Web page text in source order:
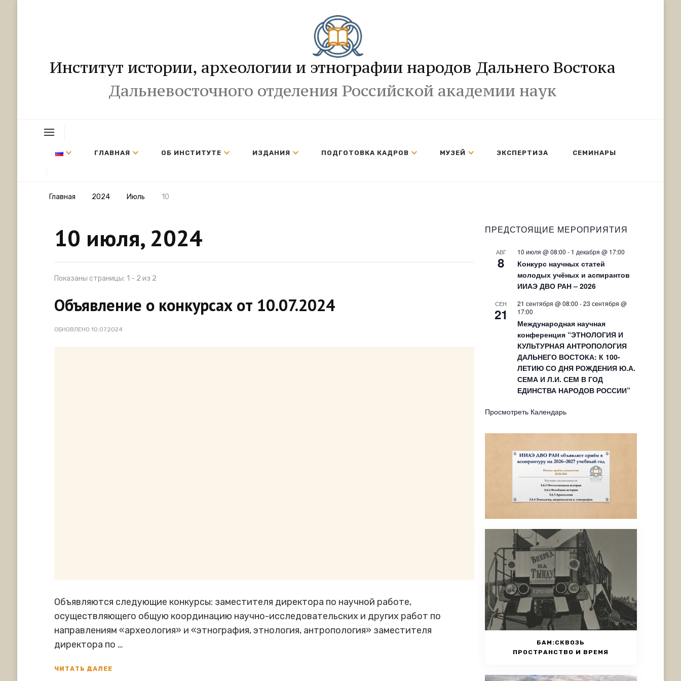
Институт истории, археологии и этнографии народов Дальнего Востока
Дальневосточного отделения Российской академии наук
ГЛАВНАЯ ОБ ИНСТИТУТЕ ИЗДАНИЯ ПОДГОТОВКА КАДРОВ МУЗЕЙ ЭКСПЕРТИЗА СЕМИНАРЫ
Главная 2024 Июль 10
10 июля, 2024
Показаны страницы: 1 - 2 из 2
Объявление о конкурсах от 10.07.2024
ОБНОВЛЕНО10.07.2024
Объявляются следующие конкурсы: заместителя директора по научной работе,
осуществляющего общую координацию научно-исследовательских и других работ по
направлениям «археология» и «этнография, этнология, антропология» заместителя
директора по …
ЧИТАТЬ ДАЛЕЕ
ПРЕДСТОЯЩИЕ МЕРОПРИЯТИЯ
АВГ
8
10 июля @ 08:00 - 1 декабря @ 17:00
Конкурс научных статей
молодых учёных и аспирантов
ИИАЭ ДВО РАН – 2026
СЕН
21
21 сентября @ 08:00 -23 сентября @
17:00
Международная научная
конференция “ЭТНОЛОГИЯ И
КУЛЬТУРНАЯ АНТРОПОЛОГИЯ
ДАЛЬНЕГО ВОСТОКА: К 100-
ЛЕТИЮ СО ДНЯ РОЖДЕНИЯ Ю.А.
СЕМА И Л.И. СЕМ В ГОД
ЕДИНСТВА НАРОДОВ РОССИИ”
Просмотреть Календарь
БАМ:СКВОЗЬ
ПРОСТРАНСТВО И ВРЕМЯ